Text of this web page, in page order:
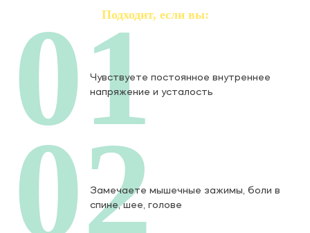
Подходит, если вы:
Чувствуете постоянное внутреннее
напряжение и усталость
01
Замечаете мышечные зажимы, боли в
спине, шее, голове
02